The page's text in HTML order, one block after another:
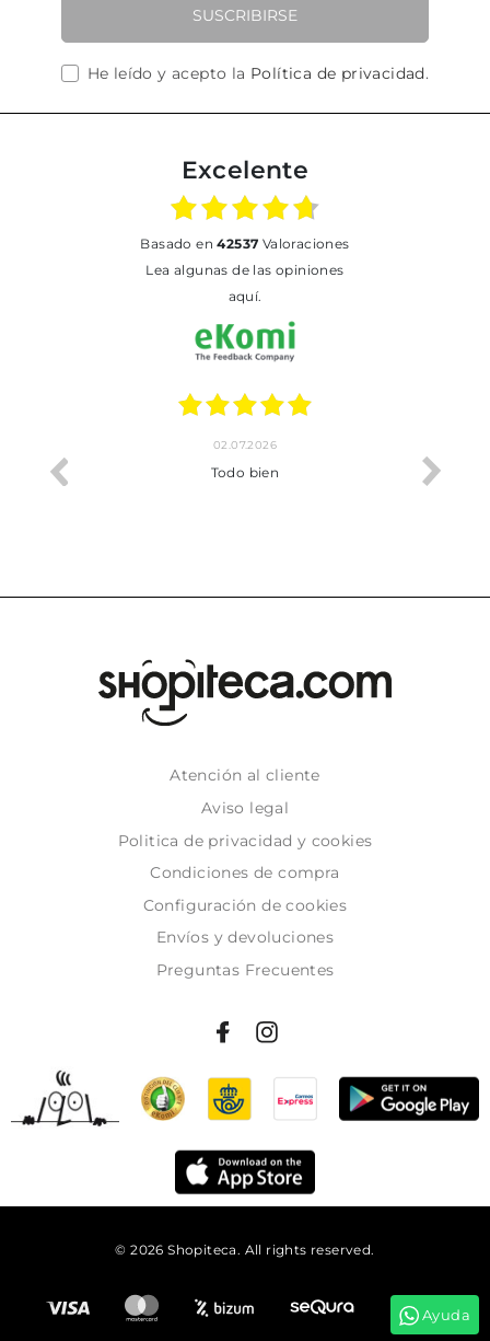
SUSCRIBIRSE
He leído y acepto la Política de privacidad.
Excelente
basado en42537 Valoraciones
Lea algunas de las opiniones
aquí.
02.07.2026
Todo bien
Atención al cliente
Aviso legal
Politica de privacidad y cookies
Condiciones de compra
Configuración de cookies
Envíos y devoluciones
Preguntas Frecuentes
© 2026 Shopiteca. All rights reserved.
Ayuda